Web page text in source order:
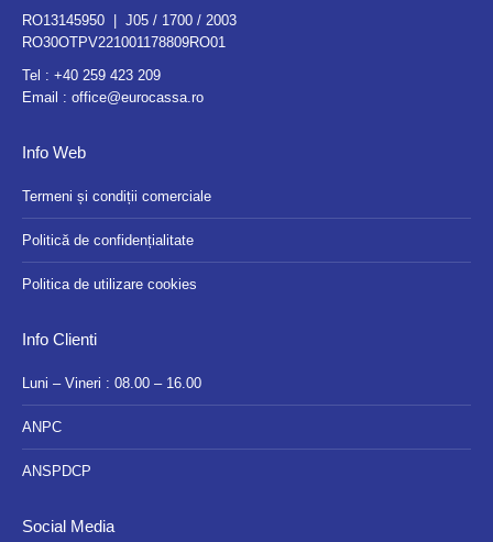
RO13145950 | J05 / 1700 / 2003
RO30OTPV221001178809RO01
Tel : +40 259 423 209
Email : office@eurocassa.ro
Info Web
Termeni și condiții comerciale
Politică de confidențialitate
Politica de utilizare cookies
Info Clienti
Luni – Vineri : 08.00 – 16.00
ANPC
ANSPDCP
Social Media